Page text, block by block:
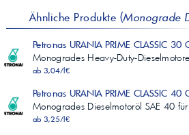
Ähnliche Produkte (Monograde
Petronas URANIA PRIME CLASSIC 30
Monogrades Heavy-Duty-
ab 3,04/l€
Petronas URANIA PRIME CLASSIC 40
Monogrades Dieselmotoröl SAE 40
ab 3,25/l€